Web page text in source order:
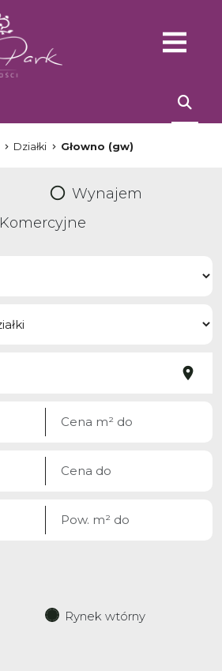
Działki Głowno (gw)
Wynajem
Komercyjne
Rynek wtórny